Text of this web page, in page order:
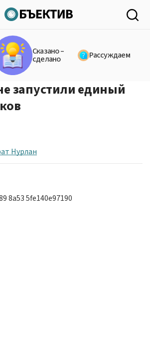
Сказано –
сделано Рассуждаем
запустили единый
Нурлан